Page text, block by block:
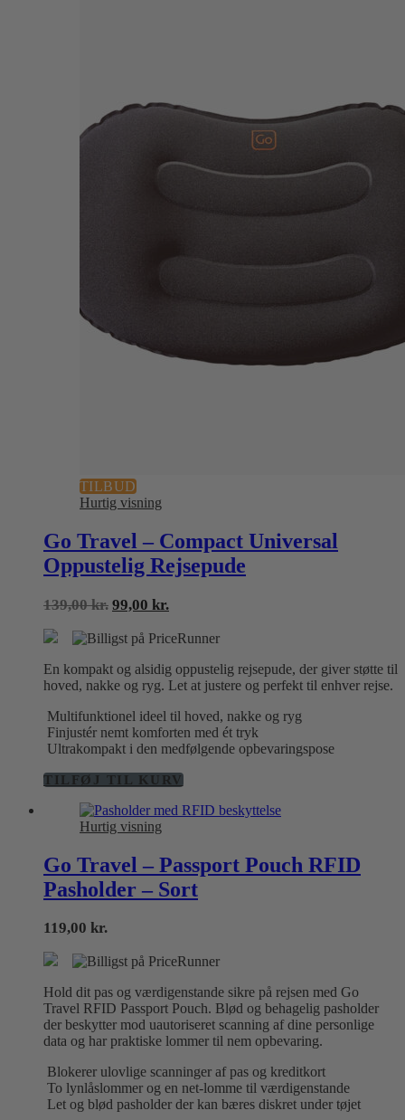
TILBUD
Hurtig visning
Go Travel – Compact Universal
Oppustelig Rejsepude
139,00kr. Den
pris
139,00 kr..
99,00 kr.
pris
99,00 kr..
En kompakt og alsidig oppustelig rejsepude, der giver støtte til
hoved, nakke og ryg. Let at justere og perfekt til enhver rejse.
Multifunktionel ideel til hoved, nakke og ryg
Finjustér nemt komforten med ét tryk
Ultrakompakt i den medfølgende opbevaringspose
TILFØJ TIL KURV
Hurtig visning
Go Travel – Passport Pouch RFID
Pasholder – Sort
119,00 kr.
Hold dit pas og værdigenstande sikre på rejsen med Go
Travel RFID Passport Pouch. Blød og behagelig pasholder
der beskytter mod uautoriseret scanning af dine personlige
data og har praktiske lommer til nem opbevaring.
Blokerer ulovlige scanninger af pas og kreditkort
To lynlåslommer og en net-lomme til værdigenstande
Let og blød pasholder der kan bæres diskret under tøjet